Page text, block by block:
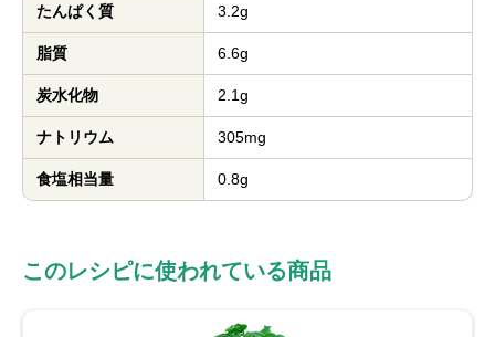
たんぱく質 3.2g
脂質 6.6g
炭水化物 2.1g
ナトリウム 305mg
食塩相当量 0.8g
このレシピに使われている商品